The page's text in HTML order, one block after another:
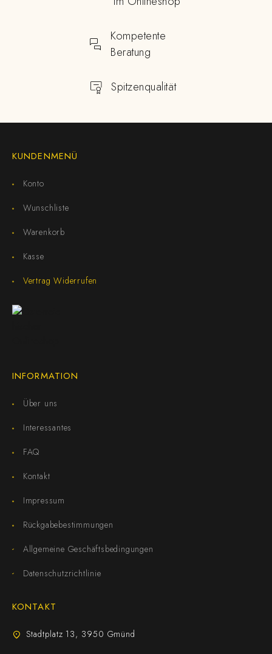
Kompetente
Beratung
Spitzenqualität
KUNDENMENÜ
Konto
Wunschliste
Warenkorb
Kasse
Vertrag Widerrufen
INFORMATION
Über uns
Interessantes
FAQ
Kontakt
Impressum
Rückgabebestimmungen
Allgemeine Geschäftsbedingungen
Datenschutzrichtlinie
KONTAKT
Stadtplatz 13, 3950 Gmünd